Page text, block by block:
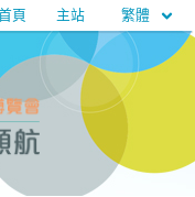
頁 主站 繁體